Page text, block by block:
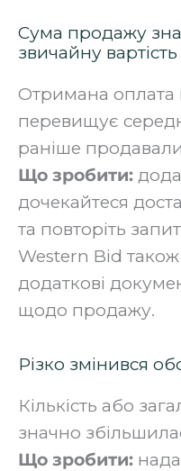
Сума продажу
звичайну вартість
Отримана оплата
перевищує
раніше
Що зробити:
дочекайтеся
та повторіть
Western Bid
додаткові
щодо продажу.
Різко змінився
Кількість або
значно
Що зробити: